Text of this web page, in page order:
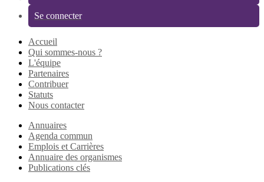
Se connecter
Accueil
Qui sommes-nous ?
L'équipe
Partenaires
Contribuer
Statuts
Nous contacter
Annuaires
Agenda commun
Emplois et Carrières
Annuaire des organismes
Publications clés